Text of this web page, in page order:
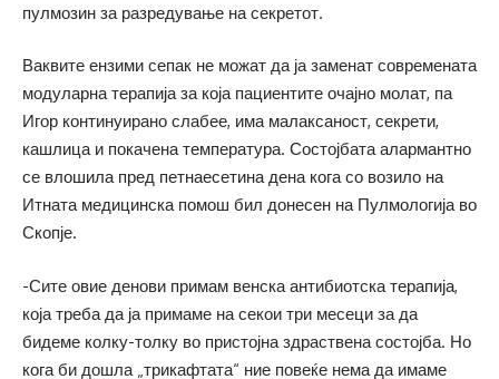
пулмозин за разредување на секретот.
Ваквите ензими сепак не можат да ја заменат современата
модуларна терапија за која пациентите очајно молат, па
Игор континуирано слабее, има малаксаност, секрети,
кашлица и покачена температура. Состојбата алармантно
се влошила пред петнаесетина дена кога со возило на
Итната медицинска помош бил донесен на Пулмологија во
Скопје.
-Сите овие денови примам венска антибиотска терапија,
која треба да ја примаме на секои три месеци за да
бидеме колку-толку во пристојна здраствена состојба. Но
кога би дошла „трикафтата“ ние повеќе нема да имаме